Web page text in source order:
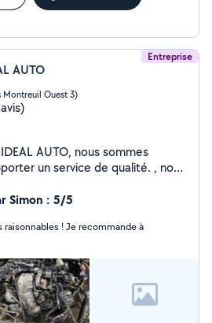
Entreprise
AUTO
Montreuil Ouest 3)
AUTO, nous sommes
un service de qualité. , nous
Professionnel de la
du savoir-faire et de
pour les prestations à faire sur
chez Paris ideal auto.
Simon : 5/5
! Je recommande à